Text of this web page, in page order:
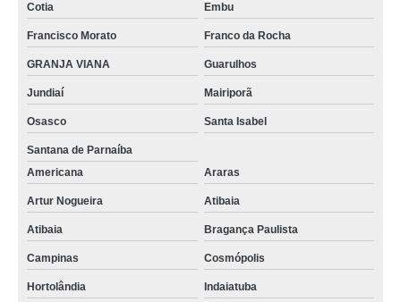
Cotia Embu
Francisco Morato Franco da Rocha
GRANJA VIANA Guarulhos
Jundiaí Mairiporã
Osasco Santa Isabel
Santana de Parnaíba
Americana
Araras
Artur Nogueira Atibaia
Atibaia Bragança Paulista
Campinas Cosmópolis
Hortolândia Indaiatuba